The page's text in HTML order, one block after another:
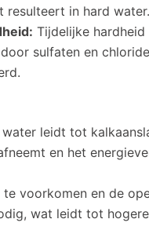
in hard water.
Tijdelijke
sulfaten en
water leidt tot
en het
te voorkomen en de
wat leidt tot